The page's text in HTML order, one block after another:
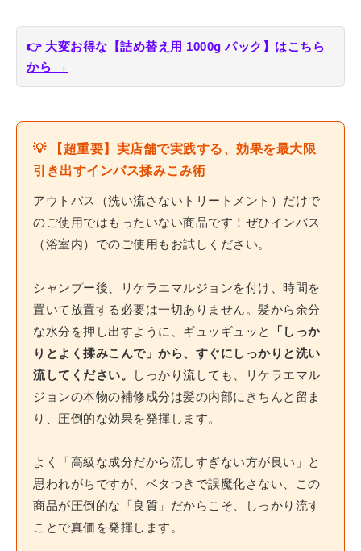
👉 大変お得な【詰め替え用 1000g パック】はこちら
から →
💡 【超重要】実店舗で実践する、効果を最大限
引き出すインバス揉みこみ術
アウトバス（洗い流さないトリートメント）だけで
のご使用ではもったいない商品です！ぜひインバス
（浴室内）でのご使用もお試しください。
シャンプー後、リケラエマルジョンを付け、時間を
置いて放置する必要は一切ありません。髪から余分
な水分を押し出すように、ギュッギュッと
「しっか
りとよく揉みこんで」から、すぐにしっかりと洗い
流してください。
しっかり流しても、リケラエマル
ジョンの本物の補修成分は髪の内部にきちんと留ま
り、圧倒的な効果を発揮します。
よく「高級な成分だから流しすぎない方が良い」と
思われがちですが、ベタつきで誤魔化さない、この
商品が圧倒的な「良質」だからこそ、しっかり流す
ことで真価を発揮します。